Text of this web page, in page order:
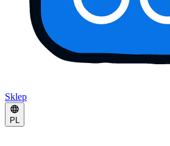
Sklep
PL